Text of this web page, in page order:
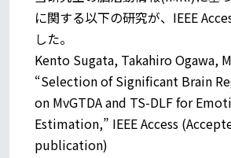
に関する以下の研究が、IEEE
した。
Kento Sugata, Takahiro Ogawa,
“Selection of Significant Brain
on MvGTDA and TS-DLF for
Estimation,” IEEE Access
publication)